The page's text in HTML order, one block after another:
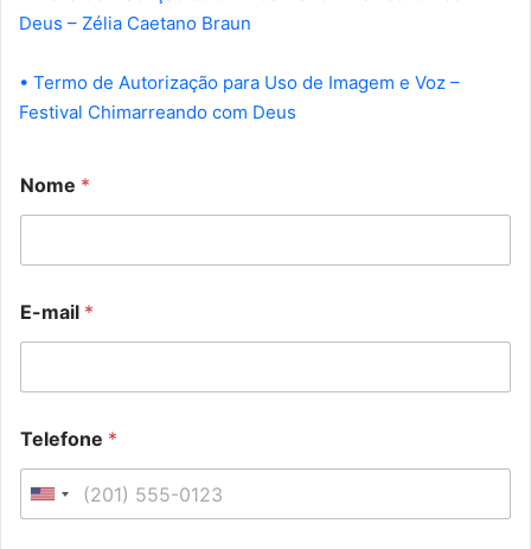
Deus – Zélia Caetano Braun
• Termo de Autorização para Uso de Imagem e Voz –
Festival Chimarreando com Deus
Nome *
d
a
u
o
r
i
a
m
a
e
F
c
a
E-mail *
Telefone *
U